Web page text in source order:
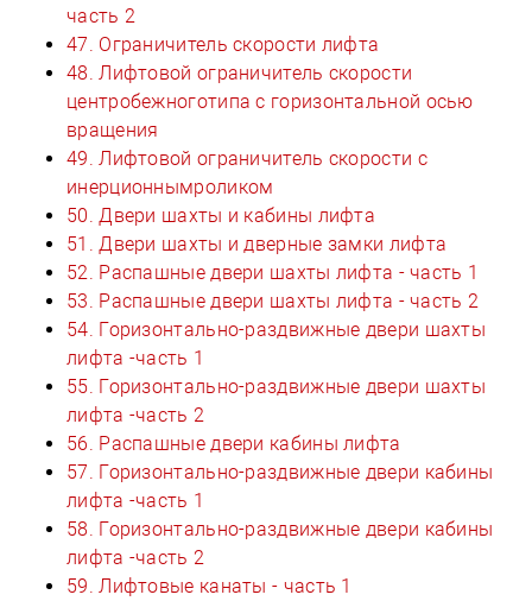
часть 2
47. Ограничитель скорости лифта
48. Лифтовой ограничитель скорости
центробежноготипа с горизонтальной осью
вращения
49. Лифтовой ограничитель скорости с
инерционнымроликом
50. Двери шахты и кабины лифта
51. Двери шахты и дверные замки лифта
52. Распашные двери шахты лифта - часть 1
53. Распашные двери шахты лифта - часть 2
54. Горизонтально-раздвижные двери шахты
лифта -часть 1
55. Горизонтально-раздвижные двери шахты
лифта -часть 2
56. Распашные двери кабины лифта
57. Горизонтально-раздвижные двери кабины
лифта -часть 1
58. Горизонтально-раздвижные двери кабины
лифта -часть 2
59. Лифтовые канаты - часть 1